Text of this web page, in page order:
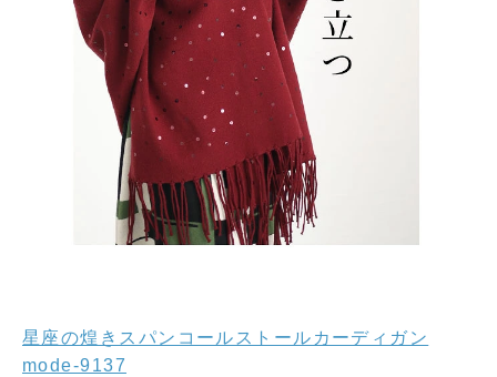
星座の煌きスパンコールストールカーディガン
mode-9137